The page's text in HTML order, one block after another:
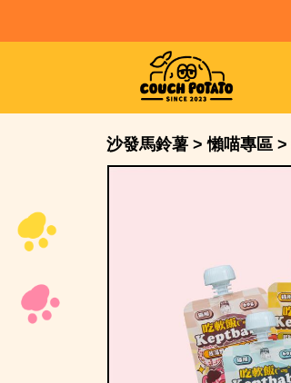
沙發馬鈴薯 > 懶喵專區 >